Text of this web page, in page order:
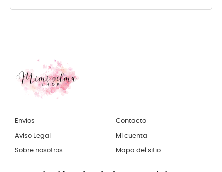
Envíos
Aviso Legal
Sobre nosotros
Contacto
Mi cuenta
Mapa del sitio